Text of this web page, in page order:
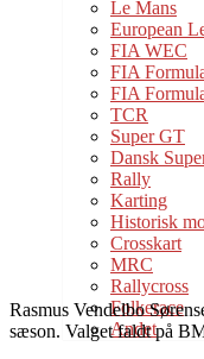
Le Mans
European
FIA WEC
FIA
FIA
TCR
Super GT
Dansk
Rally
Karting
Historisk
Crosskart
MRC
Rallycross
Folkerace
Andet
Rasmus Vendelbo
sæson. Valget faldt på